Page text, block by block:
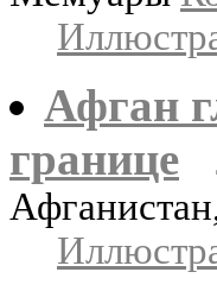
Афган
границе